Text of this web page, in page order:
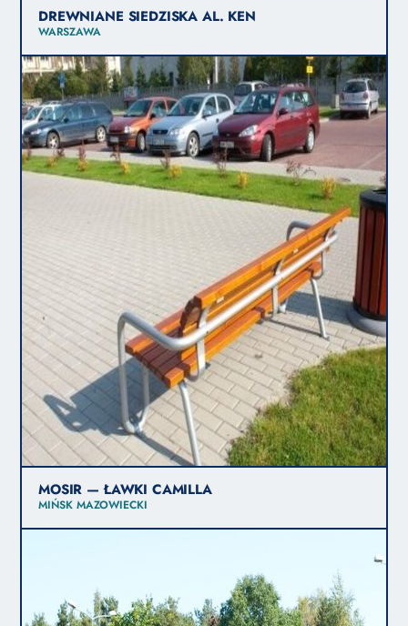
DREWNIANE SIEDZISKA AL. KEN
WARSZAWA
MOSIR — ŁAWKI CAMILLA
MIŃSK MAZOWIECKI